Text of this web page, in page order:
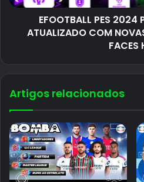
EFOOTBALL PES 2024
ATUALIZADO COM
FACES
Artigos relacionados